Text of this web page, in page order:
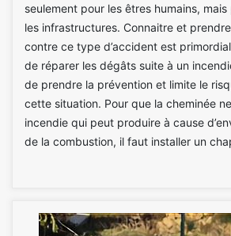
seulement pour les êtres humains,
les infrastructures. Connaitre et
contre ce type d’accident est
de réparer les dégâts suite à un
de prendre la prévention et limite le
cette situation. Pour que la cheminée
incendie qui peut produire à cause
de la combustion, il faut installer un